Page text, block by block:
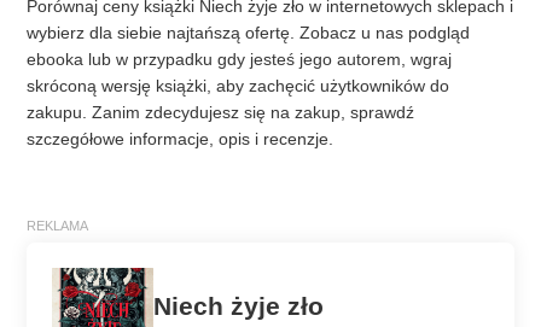
Porównaj ceny książki Niech żyje zło w internetowych sklepach i
wybierz dla siebie najtańszą ofertę. Zobacz u nas podgląd
ebooka lub w przypadku gdy jesteś jego autorem, wgraj
skróconą wersję książki, aby zachęcić użytkowników do
zakupu. Zanim zdecydujesz się na zakup, sprawdź
szczegółowe informacje, opis i recenzje.